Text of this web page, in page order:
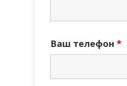
Ваш телефон *